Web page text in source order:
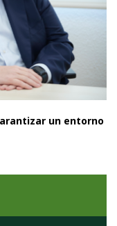
un entorno